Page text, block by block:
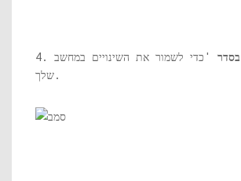
בסדר 'כדי לשמור את השינויים במחשב
שלך.